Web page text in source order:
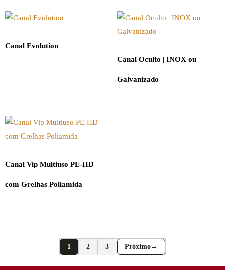
Canal Evolution
Canal Oculto | INOX ou
Galvanizado
Canal Vip Multiuso PE-HD
com Grelhas Poliamida
1 2 3 →